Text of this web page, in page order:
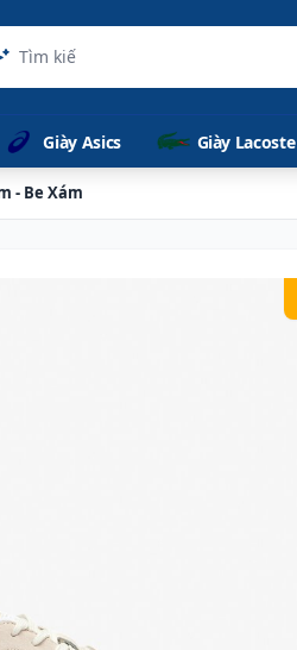
ph
Giày Asics Giày Lacoste
- Be Xám